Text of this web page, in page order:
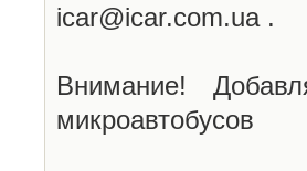
icar@icar.com.ua .
Внимание!
микроавтобусов